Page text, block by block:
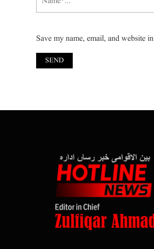
Save my name, email, and website